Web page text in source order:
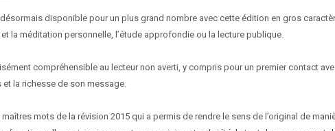
disponible pour un plus grand nombre avec cette édition en gros
la méditation personnelle, l’étude approfondie ou la lecture publique.
compréhensible au lecteur non averti, y compris pour un premier contact
et la richesse de son message.
mots de la révision 2015 qui a permis de rendre le sens de l’original de